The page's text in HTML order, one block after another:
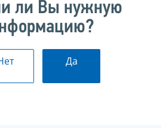
ли Вы нужную
Да